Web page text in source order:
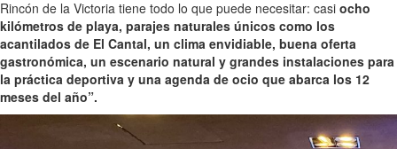
Rincón de la Victoria tiene todo lo que puede necesitar: casi ocho
kilómetros de playa, parajes naturales únicos como los
acantilados de El Cantal, un clima envidiable, buena oferta
gastronómica, un escenario natural y grandes instalaciones para
la práctica deportiva y una agenda de ocio que abarca los 12
meses del año”.